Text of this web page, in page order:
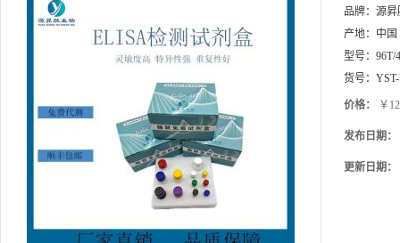
品牌： 源昇
产地： 中国
型号： 96T/
货号：
价格： ￥
发布日期：
更新日期：